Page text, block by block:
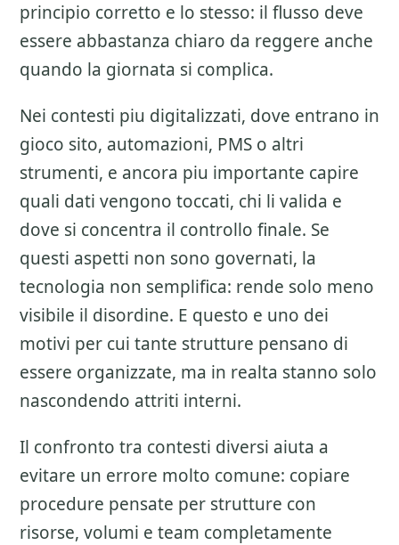
principio corretto e lo stesso: il flusso deve
essere abbastanza chiaro da reggere anche
quando la giornata si complica.
Nei contesti piu digitalizzati, dove entrano in
gioco sito, automazioni, PMS o altri
strumenti, e ancora piu importante capire
quali dati vengono toccati, chi li valida e
dove si concentra il controllo finale. Se
questi aspetti non sono governati, la
tecnologia non semplifica: rende solo meno
visibile il disordine. E questo e uno dei
motivi per cui tante strutture pensano di
essere organizzate, ma in realta stanno solo
nascondendo attriti interni.
Il confronto tra contesti diversi aiuta a
evitare un errore molto comune: copiare
procedure pensate per strutture con
risorse, volumi e team completamente